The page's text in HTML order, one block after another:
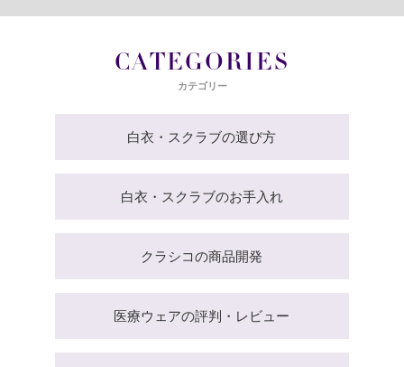
CATEGORIES
カテゴリー
白衣・スクラブの選び方
白衣・スクラブのお手入れ
クラシコの商品開発
医療ウェアの評判・レビュー